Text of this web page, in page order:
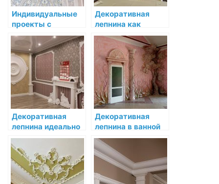
Индивидуальные
проекты с
использованием
лепнины: создание
уникального
интерьера
Декоративная
лепнина как
акцент в
классическом
интерьере
Декоративная
лепнина идеально
подходит для
создания особого
шарма в
интерьере
Декоративная
лепнина в ванной
комнате:
необычные идеи